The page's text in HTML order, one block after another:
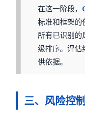
在这一阶段，
标准和框架的
所有已识别的
级排序。评估
供依据。
三、风险控